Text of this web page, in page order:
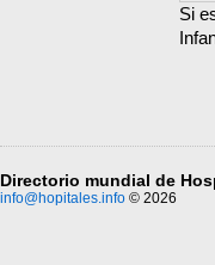
Si
Directorio mundial de
info@hopitales.info © 2026